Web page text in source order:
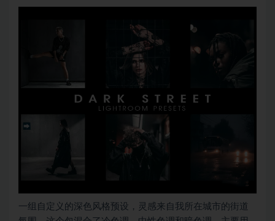
一组自定义的深色风格预设，灵感来自我所在城市的街道